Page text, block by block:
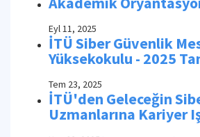
Eyl 11, 2025
İTÜ Siber Güvenlik
Yüksekokulu - 2025
Tem 23, 2025
İTÜ'den Geleceğin
Uzmanlarına Kariyer